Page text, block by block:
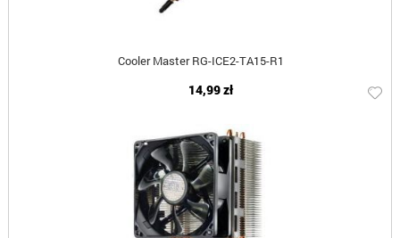
Cooler Master RG-ICE2-TA15-R1
14,99 zł